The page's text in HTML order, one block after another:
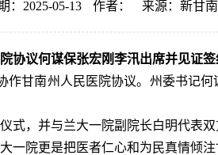
：2025-05-13 作者： 来源：新甘南
协议何谋保张宏刚李汛出席并见证签
甘南州人民医院协议。州委书记
，并与兰大一院副院长白明代表
一院更是把医者仁心和为民真情倾